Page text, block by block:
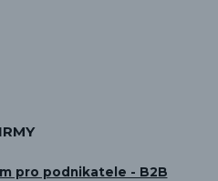
pro podnikatele - B2B